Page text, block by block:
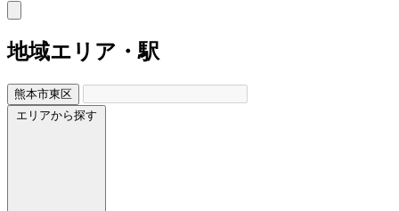
地域エリア・駅
熊本市東区
エリアから探す